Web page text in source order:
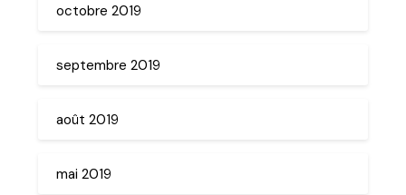
octobre 2019
septembre 2019
août 2019
mai 2019